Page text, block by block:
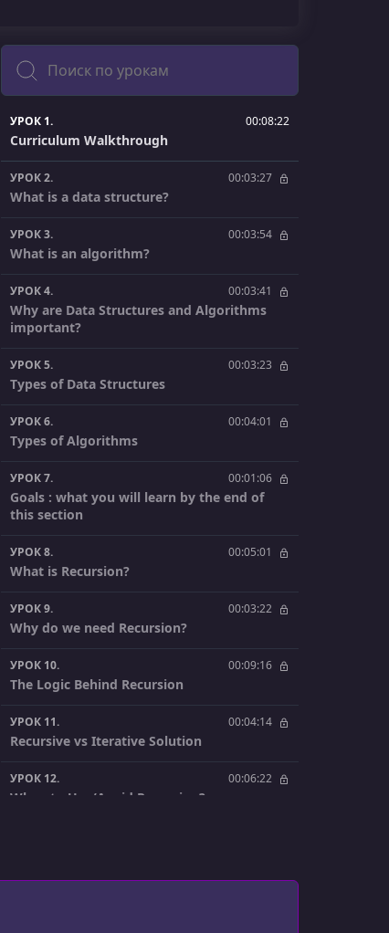
Поиск
УРОК 1. 00:08:22
Curriculum Walkthrough
УРОК 2. 00:03:27
What is a data structure?
УРОК 3. 00:03:54
What is an algorithm?
УРОК 4. 00:03:41
Why are Data Structures and Algorithms
important?
УРОК 5. 00:03:23
Types of Data Structures
УРОК 6. 00:04:01
Types of Algorithms
УРОК 7. 00:01:06
Goals : what you will learn by the end of
this section
УРОК 8. 00:05:01
What is Recursion?
УРОК 9. 00:03:22
Why do we need Recursion?
УРОК 10. 00:09:16
The Logic Behind Recursion
УРОК 11. 00:04:14
Recursive vs Iterative Solution
УРОК 12. 00:06:22
When to Use/Avoid Recursion?